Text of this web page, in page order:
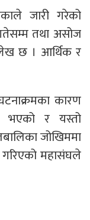
जारी गरेको
तथा असोज
छ । आर्थिक र
कारण
भएको र यस्तो
जोखिममा
गरिएको महासंघले